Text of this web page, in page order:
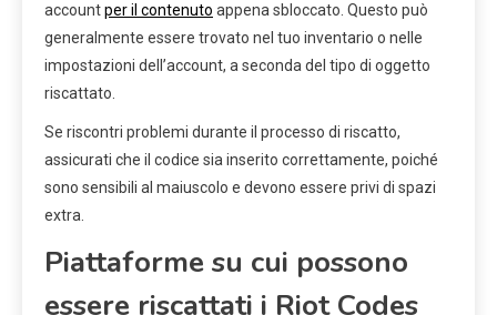
accountper il contenuto appena sbloccato. Questo può
generalmente essere trovato nel tuo inventario o nelle
impostazioni dell’account, a seconda del tipo di oggetto
riscattato.
Se riscontri problemi durante il processo di riscatto,
assicurati che il codice sia inserito correttamente, poiché
sono sensibili al maiuscolo e devono essere privi di spazi
extra.
Piattaforme su cui possono
essere riscattati i Riot Codes